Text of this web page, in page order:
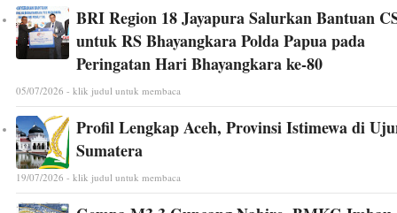
BRI Region 18 Jayapura Salurkan Bantuan
untuk RS Bhayangkara Polda Papua pada
Peringatan Hari Bhayangkara ke-80
05/07/2026 - klik judul untuk membaca
Profil Lengkap Aceh, Provinsi Istimewa di
Sumatera
19/07/2026 - klik judul untuk membaca